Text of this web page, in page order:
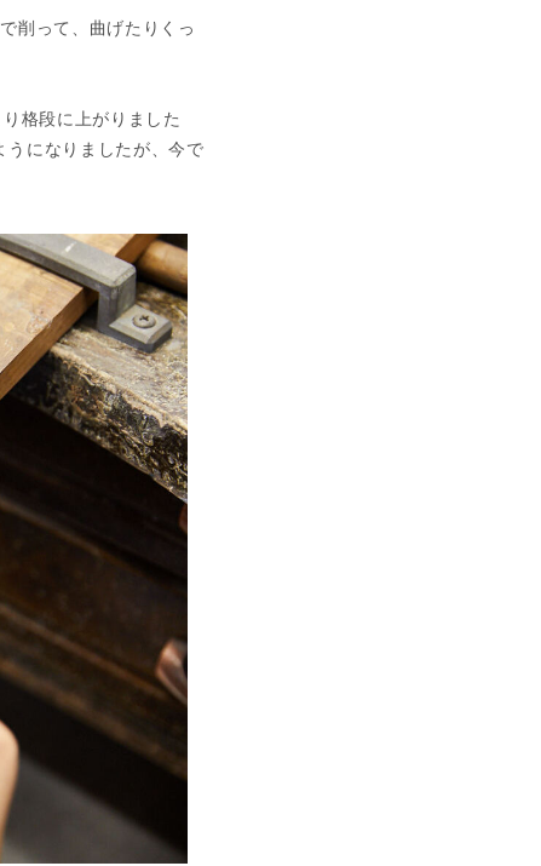
削って、曲げたりくっ
格段に上がりました
うになりましたが、今で